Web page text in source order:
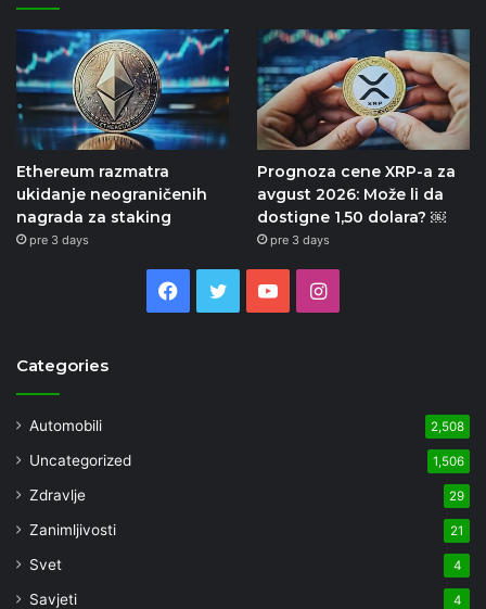
Ethereum razmatra
ukidanje neograničenih
nagrada za staking
pre 3 days
Prognoza cene XRP-a za
avgust 2026: Može li da
dostigne 1,50 dolara? ￼
pre 3 days
Facebook
TwitterYouTubeInstagram
Categories
Automobili 2,508
Uncategorized 1,506
Zdravlje 29
Zanimljivosti 21
Svet 4
Savjeti 4